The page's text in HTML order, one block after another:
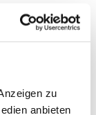
zu
anbieten
Meter),